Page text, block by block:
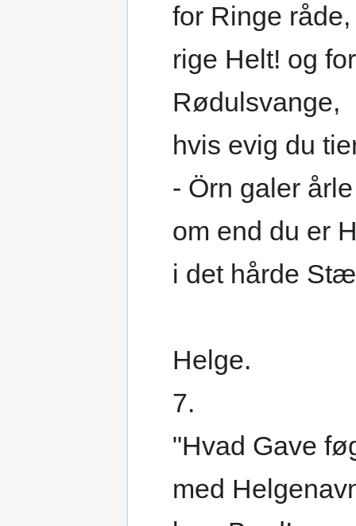
for Ringe råde,
rige Helt! og for
Rødulsvange,
hvis evig du
- Örn galer
om end du er
i det hårde
Helge.
7.
"Hvad Gave
med